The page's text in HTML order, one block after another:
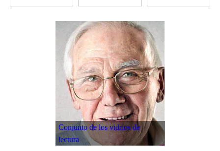
Conjunto de los vidrios de
lectura